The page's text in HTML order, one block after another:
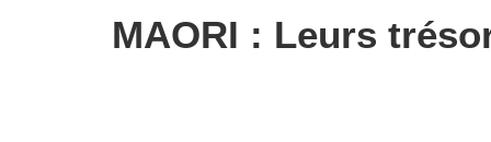
MAORI : Leurs